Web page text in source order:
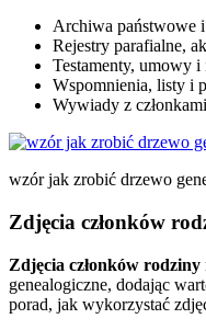
Archiwa państwowe
Rejestry parafialne,
Testamenty, umowy
Wspomnienia, listy i
Wywiady z
wzór jak zrobić drzewo
Zdjęcia członków
Zdjęcia członków rodziny
genealogiczne, dodając
porad, jak wykorzystać